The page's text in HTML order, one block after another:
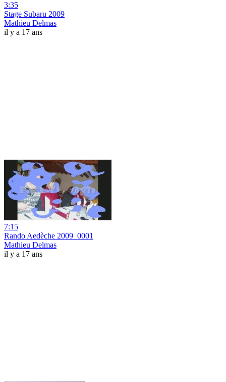
3:35
Stage Subaru 2009
Mathieu Delmas
il y a 17 ans
7:15
Rando Aedèche 2009_0001
Mathieu Delmas
il y a 17 ans